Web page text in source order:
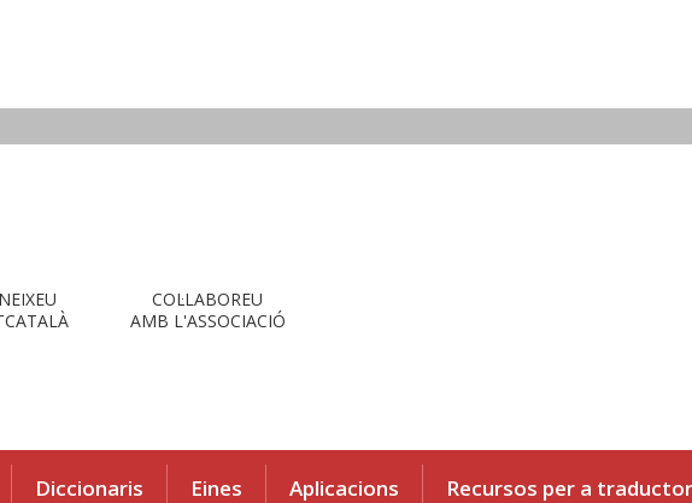
COL·LABOREU
AMB L'ASSOCIACIÓ
Diccionaris Eines Aplicacions Recursos per a